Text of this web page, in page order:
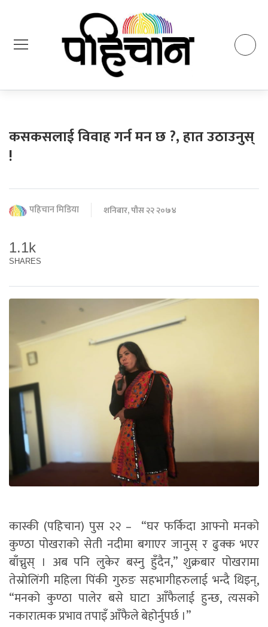
कसकसलाई विवाह गर्न मन छ ?, हात उठाउनुस्
!
पहिचान मिडिया शनिबार, पौस २२ २०७४
1.1k
SHARES
कास्की (पहिचान) पुस २२ – “घर फर्किदा आफ्नो मनको
कुण्ठा पोखराको सेती नदीमा बगाएर जानुस् र ढुक्क भएर
बाँच्नुस् । अब पनि लुकेर बस्नु हुँदैन,” शुक्रबार पोखरामा
तेस्रोलिंगी महिला पिंकी गुरुङ सहभागीहरुलाई भन्दै थिइन्,
“मनको कुण्ठा पालेर बसे घाटा आँफैलाई हुन्छ, त्यसको
नकारात्मक प्रभाव तपाइँ आँफैले बेहोर्नुपर्छ ।”